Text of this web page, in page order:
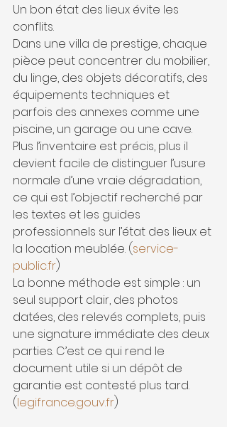
Un bon état des lieux évite les
conflits.
Dans une villa de prestige, chaque
pièce peut concentrer du mobilier,
du linge, des objets décoratifs, des
équipements techniques et
parfois des annexes comme une
piscine, un garage ou une cave.
Plus l’inventaire est précis, plus il
devient facile de distinguer l’usure
normale d’une vraie dégradation,
ce qui est l’objectif recherché par
les textes et les guides
professionnels sur l’état des lieux et
la location meublée. (service-
public.fr)
La bonne méthode est simple : un
seul support clair, des photos
datées, des relevés complets, puis
une signature immédiate des deux
parties. C’est ce qui rend le
document utile si un dépôt de
garantie est contesté plus tard.
(legifrance.gouv.fr)